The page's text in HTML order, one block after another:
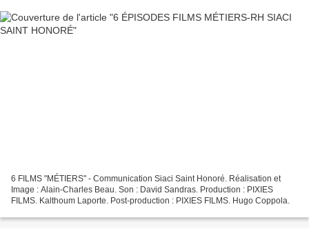
6 FILMS "MÉTIERS" - Communication Siaci Saint Honoré. Réalisation et
Image : Alain-Charles Beau. Son : David Sandras. Production : PIXIES
FILMS. Kalthoum Laporte. Post-production : PIXIES FILMS. Hugo Coppola.